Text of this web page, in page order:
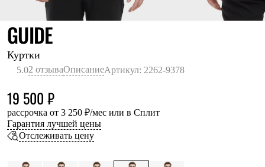
Термобелье
Теплое термобелье
Среднее термобелье
Легкое термобелье
Лёгкая одежда
Футболки
Рубашки
Брюки
Шорты
Женская одежда
Утепленная пухом
Куртки
Жилеты
GUIDEКОЛОНИАЛЬНЫЙ СИНИЙ
Куртки
5.02 отзываОписаниеАртикул: 2262-9378
19 500 ₽
рассрочка от 3 250 ₽/мес или в Сплит
Гарантия лучшей цены
Отслеживать цену